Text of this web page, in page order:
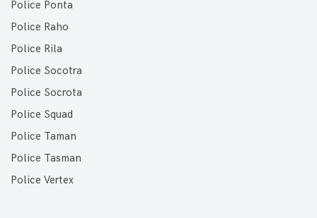
Police Ponta
Police Raho
Police Rila
Police Socotra
Police Socrota
Police Squad
Police Taman
Police Tasman
Police Vertex